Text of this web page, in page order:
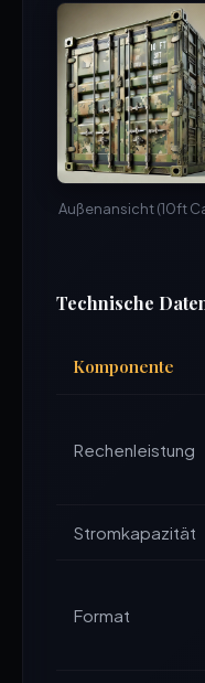
Außenansicht (10ft
Technische
Komponente
Rechenleistung
Stromkapazität
Format